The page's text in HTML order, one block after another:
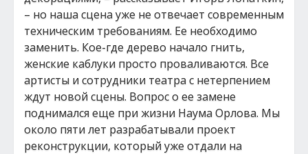
– но наша сцена уже не отвечает современным
техническим требованиям. Ее необходимо
заменить. Кое-где дерево начало гнить,
женские каблуки просто проваливаются. Все
артисты и сотрудники театра с нетерпением
ждут новой сцены. Вопрос о ее замене
поднимался еще при жизни Наума Орлова. Мы
около пяти лет разрабатывали проект
реконструкции, который уже отдали на